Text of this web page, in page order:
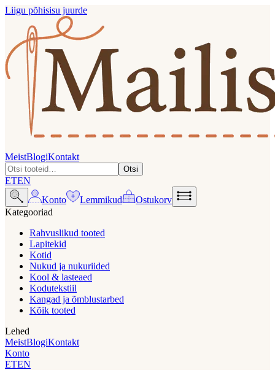
Liigu põhisisu juurde
MeistBlogiKontakt
Otsi
ETEN
Konto
Lemmikud
Ostukorv
Kategooriad
Rahvuslikud tooted
Lapitekid
Kotid
Nukud ja nukuriided
Kool & lasteaed
Kodutekstiil
Kangad ja õmblustarbed
Kõik tooted
Lehed
MeistBlogiKontakt
Konto
ETEN